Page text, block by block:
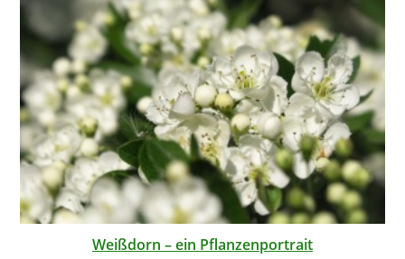
Weißdorn – ein Pflanzenportrait